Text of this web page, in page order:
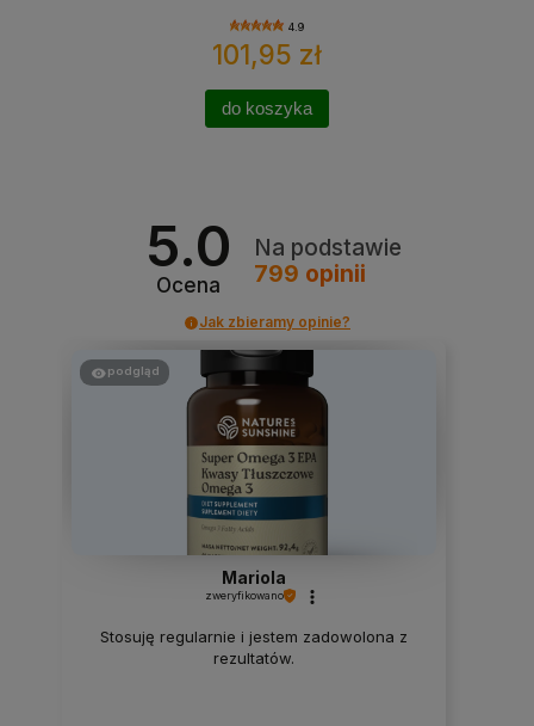
4.9
101,95 zł
do koszyka
5.0
Ocena
Na podstawie
799 opinii
Jak zbieramy opinie?
podgląd
Mariola
zweryfikowano
Stosuję regularnie i jestem zadowolona z
rezultatów.